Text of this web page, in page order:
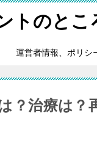
トのとこ
運営者情報、ポリシ
？治療は？